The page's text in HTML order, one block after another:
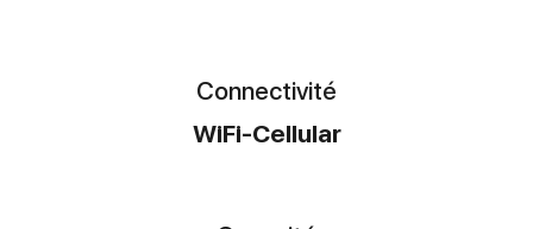
Connectivité
WiFi-Cellular